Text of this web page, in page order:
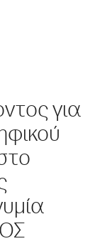
για